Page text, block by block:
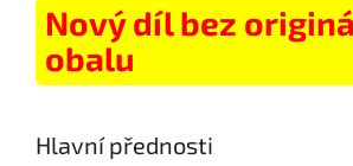
Nový díl bez
obalu
Hlavní přednosti